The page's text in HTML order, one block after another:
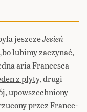
jeszczeJesień
lubimy zaczynać,
aria Francesca
z płyty, drugi
upowszechniony
przez France-